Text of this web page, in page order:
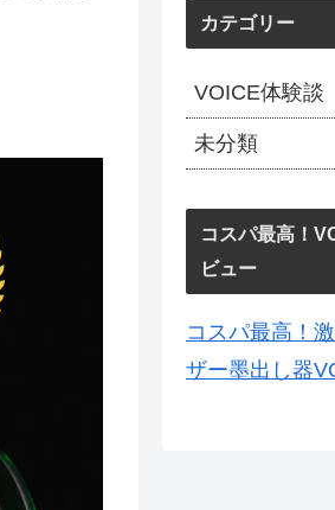
カテゴリー
VOICE体験談
未分類
コスパ最高！
ビュー
コスパ最高！
ザー墨出し器